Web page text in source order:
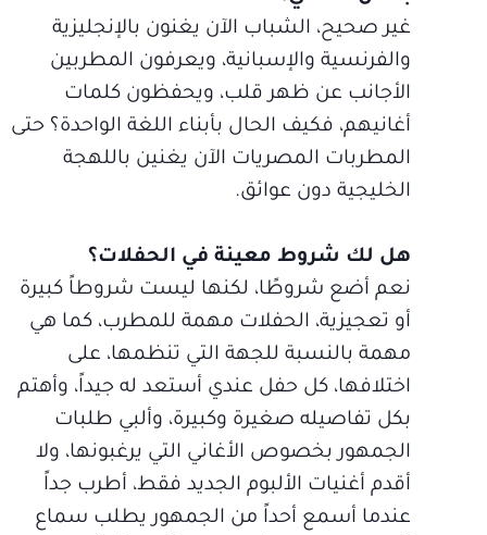
غير صحيح، الشباب الآن يغنون بالإنجليزية
والفرنسية والإسبانية، ويعرفون المطربين
الأجانب عن ظهر قلب، ويحفظون كلمات
أغانيهم، فكيف الحال بأبناء اللغة الواحدة؟ حتى
المطربات المصريات الآن يغنين باللهجة
الخليجية دون عوائق.
هل لك شروط معينة في الحفلات؟
نعم أضع شروطًا، لكنها ليست شروطاً كبيرة
أو تعجيزية، الحفلات مهمة للمطرب، كما هي
مهمة بالنسبة للجهة التي تنظمها، على
اختلافها، كل حفل عندي أستعد له جيداً، وأهتم
بكل تفاصيله صغيرة وكبيرة، وألبي طلبات
الجمهور بخصوص الأغاني التي يرغبونها، ولا
أقدم أغنيات الألبوم الجديد فقط، أطرب جداً
عندما أسمع أحداً من الجمهور يطلب سماع